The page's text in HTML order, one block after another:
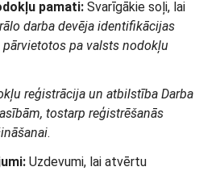
pamati: Svarīgākie soļi, lai
darba devēja identifikācijas
pa valsts nodokļu
reģistrācija un atbilstība Darba
tostarp reģistrēšanās
.
Uzdevumi, lai atvērtu